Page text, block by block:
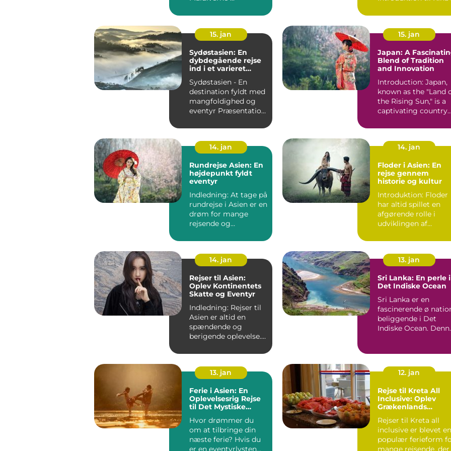
15. jan
Sydøstasien: En
dybdegående rejse
ind i et varieret
Sydøstasien - En
destination fyldt med
mangfoldighed og
eventyr Præsentation
15. jan
Japan: A
Blend of Tradition
and Innovation
Introduction: Japan,
known as the "Land
the Rising Sun," is a
captivating country
14. jan
Rundrejse Asien: En
højdepunkt fyldt
eventyr
Indledning: At tage på
rundrejse i Asien er en
drøm for mange
rejsende og
mennesker. D...
14. jan
Floder i Asien: En
rejse gennem
historie og kultur
Introduktion: Floder
har altid spillet en
afgørende rolle i
udviklingen af
kulture...
14. jan
Rejser til Asien:
Oplev Kontinentets
Skatte og Eventyr
Indledning: Rejser til
Asien er altid en
spændende og
berigende oplevelse.
enes...
13. jan
Sri Lanka: En perle i
Det Indiske Ocean
Sri Lanka er en
fascinerende ø
beliggende i Det
Indiske Ocean.
13. jan
Ferie i Asien: En
Oplevelsesrig Rejse
til Det Mystiske
Hvor drømmer du
om at tilbringe din
næste ferie? Hvis du
er en eventyrlysten
12. jan
Rejse til Kreta All
Inclusive: Oplev
Grækenlands
Rejser til Kreta all
inclusive er blevet en
populær ferieform
mange rejsende, der